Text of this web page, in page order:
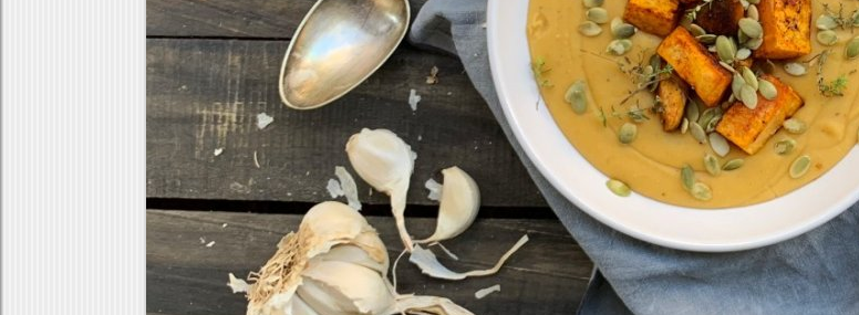
Κρέας Πουλερικά Θαλασσινά Λαχανικά